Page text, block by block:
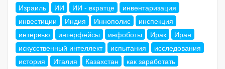
Израиль
ИИ ИИ - вкратце
инвентаризация
инвестиции
Индия Иннополис
инспекция
интервью
интерфейсы инфоботы Ирак
Иран
искусственный интеллект
испытания
исследования
история
Италия Казахстан
как заработать